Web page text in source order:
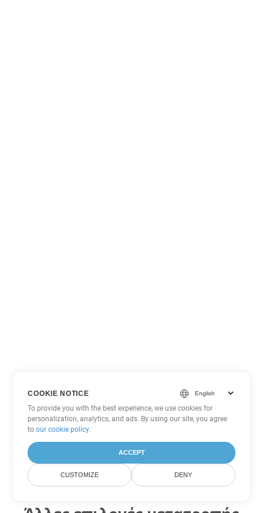
COOKIE NOTICE
To provide you with the best experience, we use cookies for
personalization, analytics, and ads. By using our site, you agree
toour cookie policy.
ACCEPT
CUSTOMIZE DENY